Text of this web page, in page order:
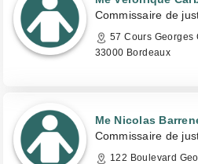
Commissaire de
57 Cours Georges
33000 Bordeaux
Me Nicolas
Commissaire de
122 Boulevard